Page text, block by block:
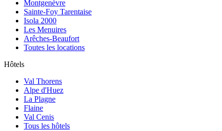
Montgenèvre
Sainte-Foy Tarentaise
Isola 2000
Les Menuires
Arêches-Beaufort
Toutes les locations
Hôtels
Val Thorens
Alpe d'Huez
La Plagne
Flaine
Val Cenis
Tous les hôtels